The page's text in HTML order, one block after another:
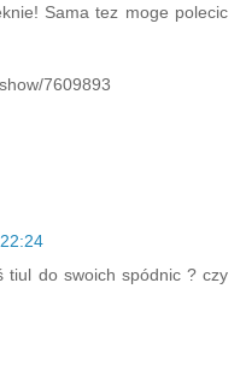
Sama tez moge polecic
7609893
tiul do swoich spódnic ? czy